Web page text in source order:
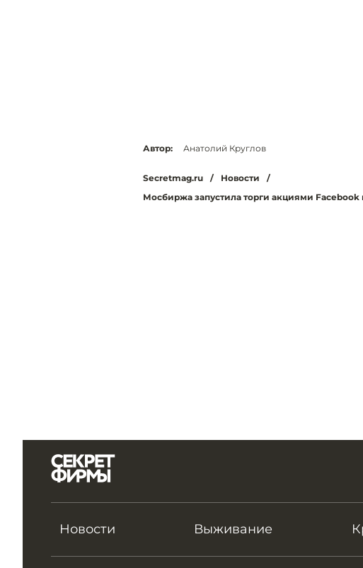
Автор: Анатолий Круглов
Secretmag.ru / Новости
/
Мосбиржа запустила торги акциями
Новости Выживание